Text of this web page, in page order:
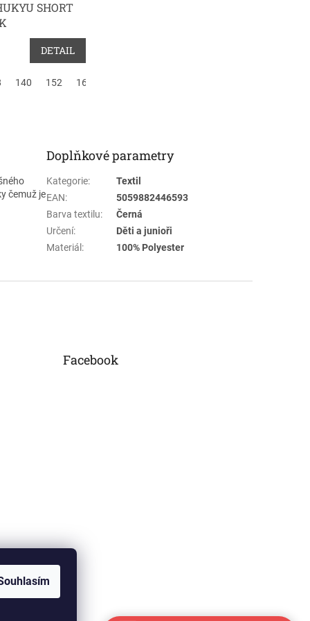
SHORT
DETAIL
140 152 164
čemuž je
Doplňkové parametry
Kategorie:
Textil
EAN:
5059882446593
Barva textilu:
Černá
Určení:
Děti a junioři
Materiál : 100% Polyester
Facebook